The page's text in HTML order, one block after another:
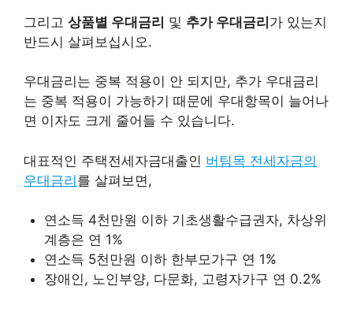
그리고 상품별 우대금리 및 추가 우대금리가 있는지
반드시 살펴보십시오.
우대금리는 중복 적용이 안 되지만, 추가 우대금리
는 중복 적용이 가능하기 때문에 우대항목이 늘어나
면 이자도 크게 줄어들 수 있습니다.
대표적인 주택전세자금대출인 버팀목 전세자금의
우대금리를 살펴보면,
연소득 4천만원 이하 기초생활수급권자, 차상위
계층은 연 1%
연소득 5천만원 이하 한부모가구 연 1%
장애인, 노인부양, 다문화, 고령자가구 연 0.2%